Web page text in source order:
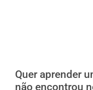
Quer aprender
não encontrou